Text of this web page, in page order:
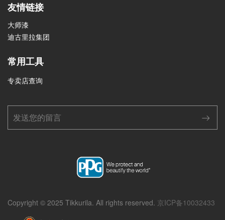
友情链接
大师漆
迪古里拉集团
常用工具
专卖店查询
Copyright © 2025 Tikkurila. All rights reserved. 京ICP备10032433